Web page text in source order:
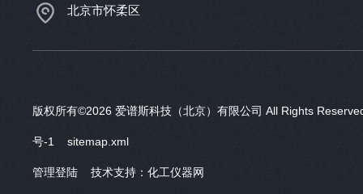
北京市怀柔区
版权所有©2026 爱谱斯科技（北京）有限公司 All Rights
号-1 sitemap.xml
管理登陆 技术支持： 化工仪器网